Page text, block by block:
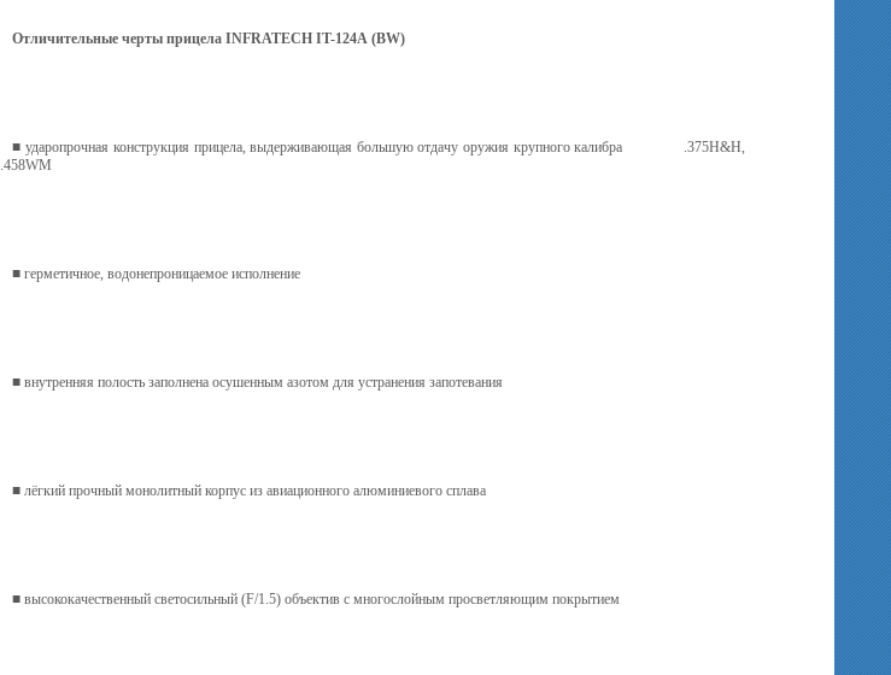
Отличительные черты прицела INFRATECH IT-124А (BW)
■ ударопрочная конструкция прицела, выдерживающая большую отдачу оружия крупного калибра .375Н&H,
.458WM
■ герметичное, водонепроницаемое исполнение
■ внутренняя полость заполнена осушенным азотом для устранения запотевания
■ лёгкий прочный монолитный корпус из авиационного алюминиевого сплава
■ высококачественный светосильный (F/1.5) объектив с многослойным просветляющим покрытием